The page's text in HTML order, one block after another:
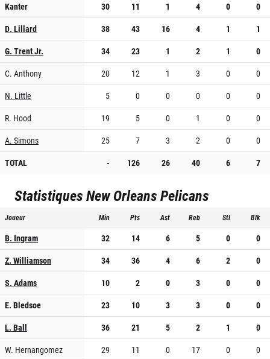
Kanter
30 11 1 4 0
0
D. Lillard
38 43 16 4 1
1
G. Trent Jr.
34 23 1 2 1
0
C. Anthony
20 12 1 3 0
0
N. Little
5 0 0 0 0
0
R. Hood
19 5 0 1 0
0
A. Simons
25 7 3 2 0
0
TOTAL
- 126 26 40 6 7
StatistiquesNew Orleans Pelicans
Joueur Min Pts Ast Reb Stl Blk
B. Ingram 32 14 6 5 0
0
Z. Williamson
34 36 4 6 2
0
S. Adams
10 2 0 3 0
0
E. Bledsoe
23 10 3 3 0
0
L. Ball
36 21 5 2 1
0
W. Hernangomez
29 11 0 17 0
0